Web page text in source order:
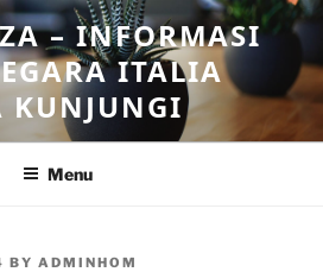
– INFORMASI
ITALIA
KUNJUNGI
Menu
BY ADMINHOM